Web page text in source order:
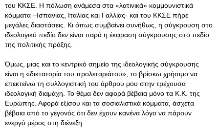
του ΚΚΣΕ. Η πόλωση ανάμεσα στα «λατινικά» κομμουνιστικά
κόμματα –Ισπανίας, Ιταλίας και Γαλλίας- και του ΚΚΣΕ πήρε
μεγάλες διαστάσεις. Κι όπως συμβαίνει συνήθως, η σύγκρουση στο
ιδεολογικό πεδίο δεν είναι παρά η έκφραση σύγκρουσης στο πεδίο
της πολιτικής πράξης.
Όμως, μιας και το κεντρικό σημείο της ιδεολογικής σύγκρουσης
είναι η «δικτατορία του προλεταριάτου», το βρίσκω χρήσιμο να
επεκτείνω τη συλλογιστική του άρθρου μου στην τρέχουσα
ιδεολογική διαμάχη. Το θέμα δεν αφορά βέβαια μόνο τα Κ.Κ. της
Ευρώπης. Αφορά εξίσου και τα σοσιαλιστικά κόμματα, άσχετα
βέβαια από το γεγονός ότι δεν έχουν κανένα λόγο να πάρουν
ενεργό μέρος στη διένεξη.